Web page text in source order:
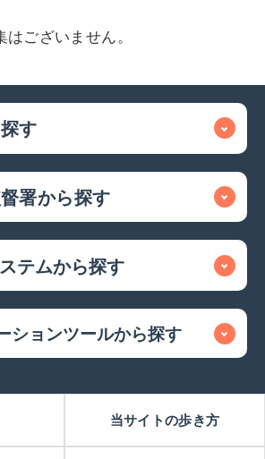
ございません。
す
署から探す
テムから探す
ションツールから探す
当サイトの歩き方